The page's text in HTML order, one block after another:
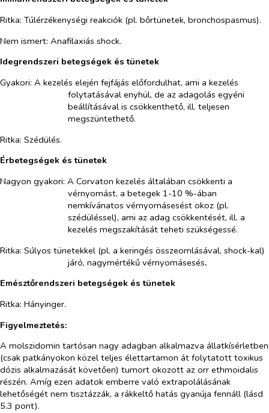
Ritka: Túlérzékenységi reakciók (pl. bőrtünetek, bronchospasmus).
Nem ismert: Anafilaxiás shock.
Idegrendszeri betegségek és tünetek
Gyakori: A kezelés elején fejfájás előfordulhat, ami a kezelés
folytatásával enyhül, de az adagolás egyéni
beállításával is csökkenthető, ill. teljesen
megszüntethető.
Ritka: Szédülés.
Érbetegségek és tünetek
Nagyon gyakori: A Corvaton kezelés általában csökkenti a
vérnyomást, a betegek 1-10 %-ában
nemkívánatos vérnyomásesést okoz (pl.
szédüléssel), ami az adag csökkentését, ill. a
kezelés megszakítását teheti szükségessé.
Ritka: Súlyos tünetekkel (pl. a keringés összeomlásával, shock-kal)
járó, nagymértékű vérnyomásesés.
Emésztőrendszeri betegségek és tünetek
Ritka: Hányinger.
Figyelmeztetés:
A molszidomin tartósan nagy adagban alkalmazva állatkísérletben
(csak patkányokon közel teljes élettartamon át folytatott toxikus
dózis alkalmazását követően) tumort okozott az orr ethmoidalis
részén. Amíg ezen adatok emberre való extrapolálásának
lehetőségét nem tisztázzák, a rákkeltő hatás gyanúja fennáll (lásd
5.3 pont).